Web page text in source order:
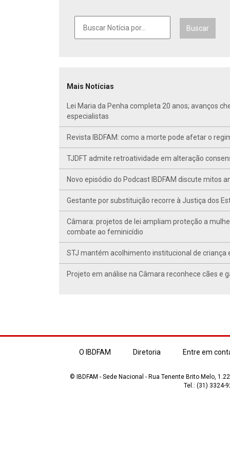
Buscar
Mais Notícias
Lei Maria da Penha completa 20 anos; avanços
especialistas
Revista IBDFAM: como a morte pode afetar o
TJDFT admite retroatividade em alteração
Novo episódio do Podcast IBDFAM discute mitos
Gestante por substituição recorre à Justiça dos
Câmara: projetos de lei ampliam proteção a
combate ao feminicídio
STJ mantém acolhimento institucional de criança
Projeto em análise na Câmara reconhece cães e
O IBDFAM Diretoria Entre em
© IBDFAM - Sede Nacional - Rua Tenente Brito Melo,
Tel.: (31) 3324-